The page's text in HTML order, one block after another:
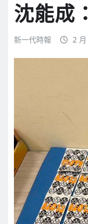
沈能成
新一代時報 2